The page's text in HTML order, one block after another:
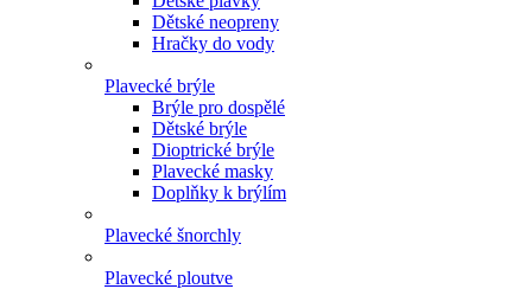
Dětské neopreny
Hračky do vody
Plavecké brýle
Brýle pro dospělé
Dětské brýle
Dioptrické brýle
Plavecké masky
Doplňky k brýlím
Plavecké šnorchly
Plavecké ploutve